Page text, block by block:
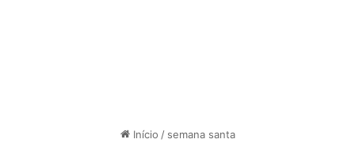
Início / semana santa